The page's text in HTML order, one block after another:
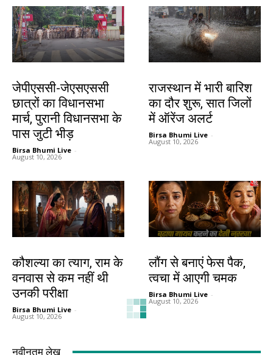
जेपीएससी-जेएसएससी
छात्रों का विधानसभा
मार्च, पुरानी विधानसभा के
पास जुटी भीड़
Birsa Bhumi Live -
August 10, 2026
राजस्थान में भारी बारिश
का दौर शुरू, सात जिलों
में ऑरेंज अलर्ट
Birsa Bhumi Live -
August 10, 2026
कौशल्या का त्याग, राम के
वनवास से कम नहीं थी
उनकी परीक्षा
Birsa Bhumi Live -
August 10, 2026
लौंग से बनाएं फेस पैक,
त्वचा में आएगी चमक
Birsa Bhumi Live -
August 10, 2026